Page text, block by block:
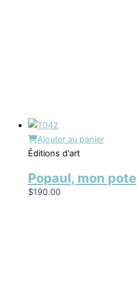
Ajouter au panier
Éditions d'art
Popaul, mon pote
$190.00